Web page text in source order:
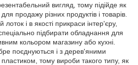
вигляд, тому підійде як
продажу різних продуктів і товарів.
і в якості прикраси інтер'єру,
підбирати обладнання для
кольором магазину або кухні.
поєднуються і з дерев'яними
тому вироби такого типу, як